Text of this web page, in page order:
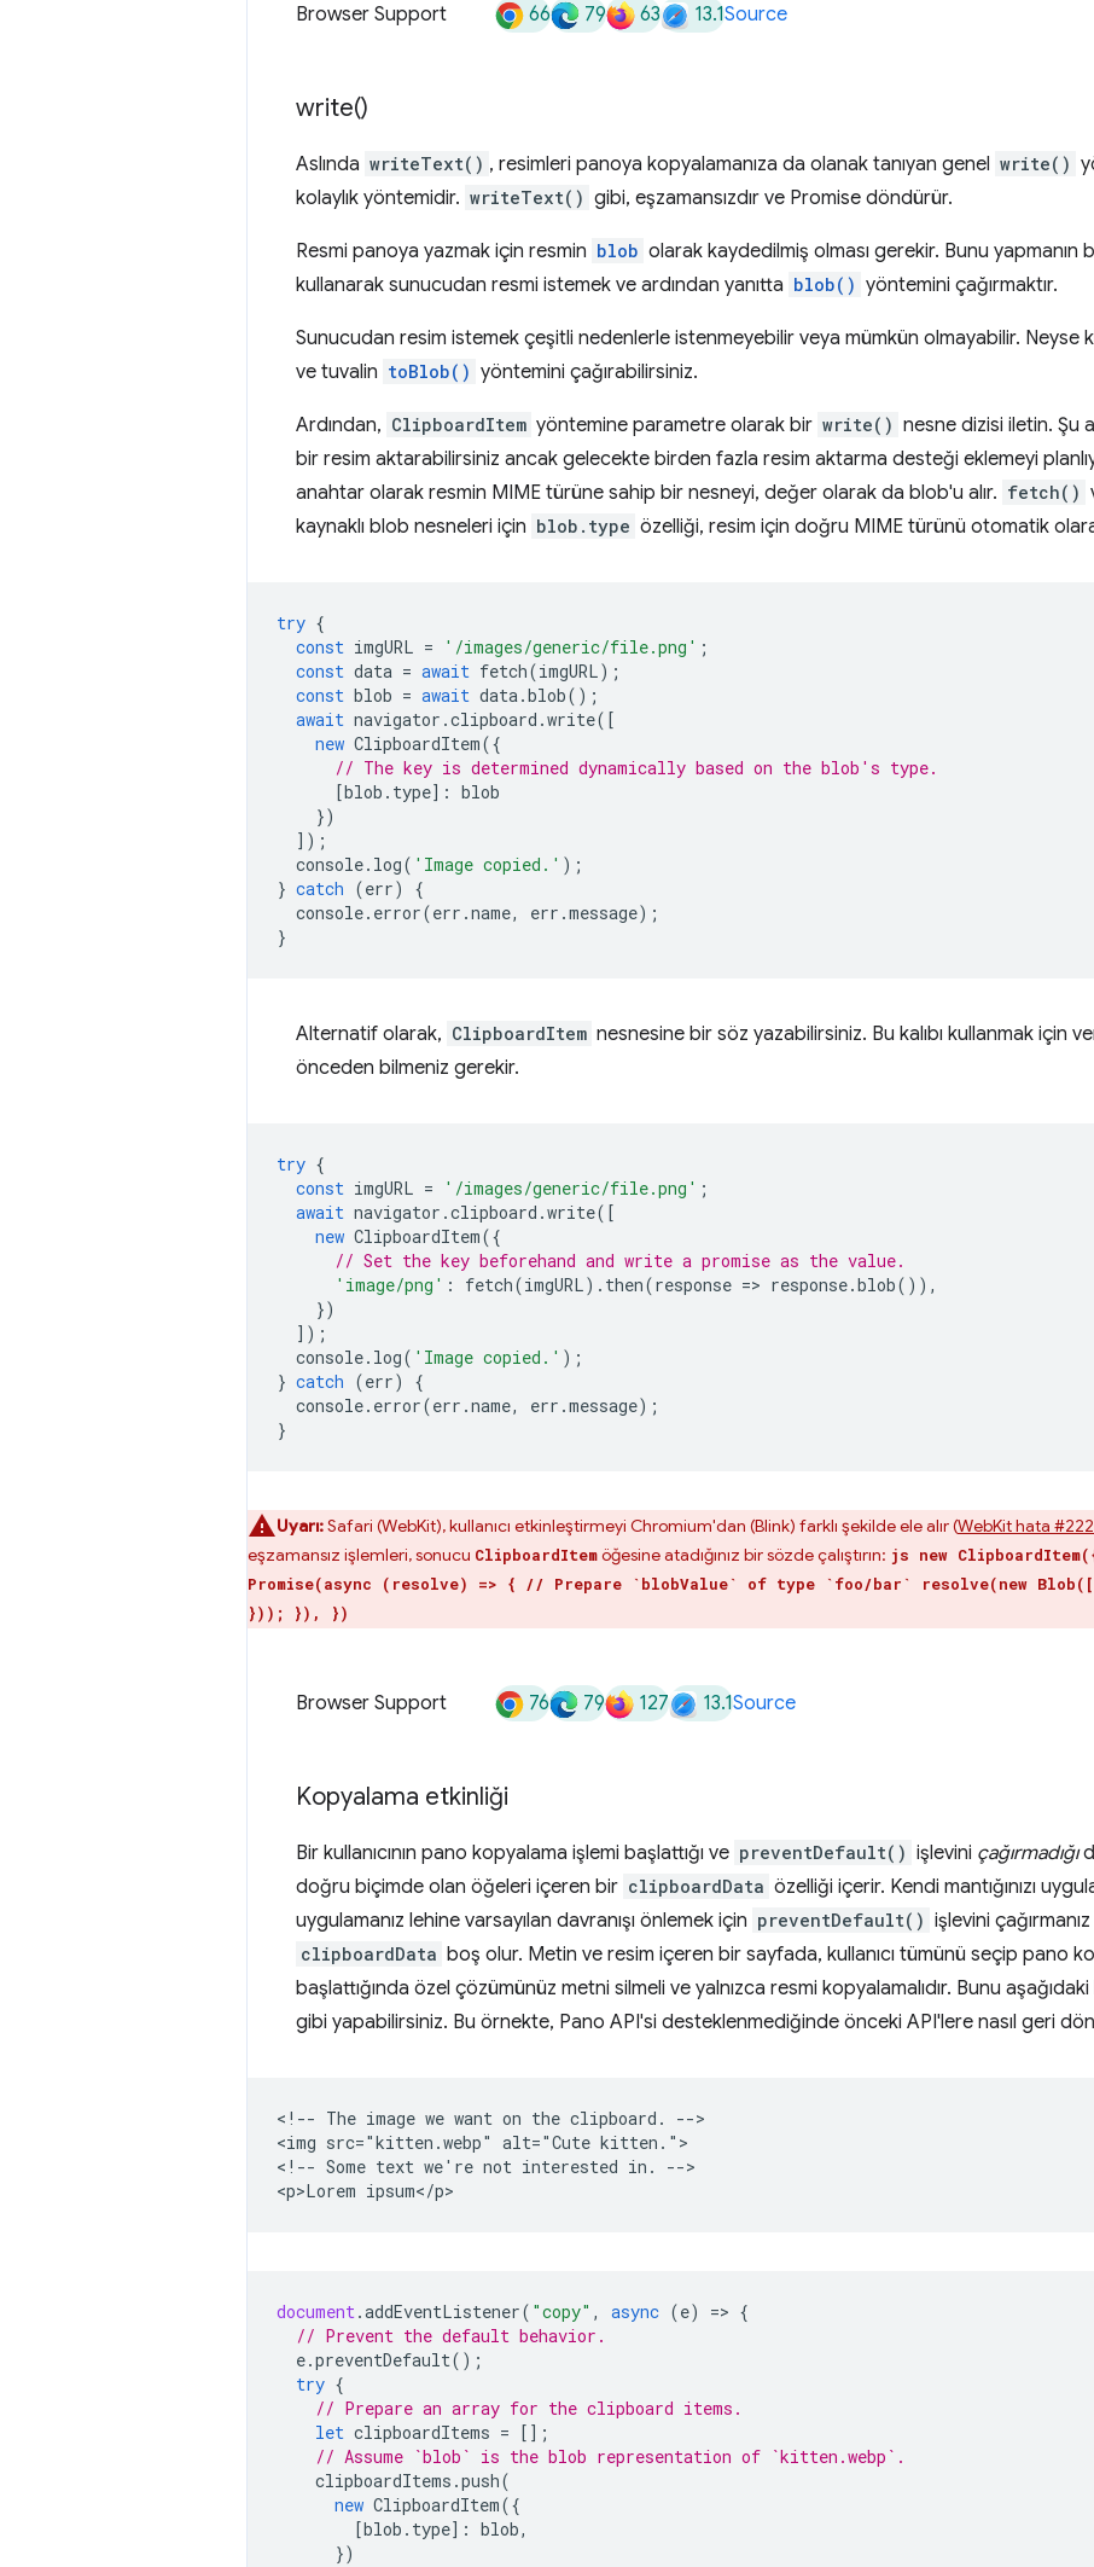
Browser Support 66 79 63 13.1Source
write()
Aslında writeText() , resimleri panoya kopyalamanıza da olanak tanıyan genel write()
kolaylık yöntemidir. writeText() gibi, eşzamansızdır ve Promise döndürür.
Resmi panoya yazmak için resmin blob olarak kaydedilmiş olması gerekir. Bunu yapmanın
kullanarak sunucudan resmi istemek ve ardından yanıtta blob() yöntemini çağırmaktır.
Sunucudan resim istemek çeşitli nedenlerle istenmeyebilir veya mümkün olmayabilir. Neyse
ve tuvalin toBlob() yöntemini çağırabilirsiniz.
Ardından, ClipboardItem yöntemine parametre olarak bir write() nesne dizisi iletin. Şu
bir resim aktarabilirsiniz ancak gelecekte birden fazla resim aktarma desteği eklemeyi
anahtar olarak resmin MIME türüne sahip bir nesneyi, değer olarak da blob'u alır. fetch()
kaynaklı blob nesneleri için blob.type özelliği, resim için doğru MIME türünü otomatik
try {
const imgURL = '/images/generic/file.png' ;
const data = await fetch(imgURL);
const blob = await data.blob();
await navigator .clipboard .write([
new ClipboardItem({
// The key is determined dynamically based on the blob's type.
[blob . type] : blob
})
]);
console. log( 'Image copied.' );
} catch (err)
{
console. error(err .name, err .message);
}
Alternatif olarak, ClipboardItem nesnesine bir söz yazabilirsiniz. Bu kalıbı kullanmak için
önceden bilmeniz gerekir.
try {
const imgURL = '/images/generic/file.png' ;
await navigator .clipboard .write([
new ClipboardItem({
// Set the key beforehand and write a promise as the value.
'image/png' : fetch(imgURL). then(response => response.blob()),
})
]);
console. log( 'Image copied.' );
} catch (err)
{
console. error(err .name, err .message);
}
Uyarı:Safari (WebKit), kullanıcı etkinleştirmeyi Chromium'dan (Blink) farklı şekilde ele alır (WebKit hata
eşzamansız işlemleri, sonucu ClipboardItemöğesine atadığınız bir sözde çalıştırın: js new
Promise(async (resolve) => { // Prepare `blobValue` of type `foo/bar` resolve(new
})); }), })
Browser Support 76 79 127 13.1Source
Kopyalama etkinliği
Bir kullanıcının pano kopyalama işlemi başlattığı ve preventDefault() işlevini çağırmadığı
doğru biçimde olan öğeleri içeren bir clipboardData özelliği içerir. Kendi mantığınızı
uygulamanız lehine varsayılan davranışı önlemek için preventDefault() işlevini
clipboardData boş olur. Metin ve resim içeren bir sayfada, kullanıcı tümünü seçip pano
başlattığında özel çözümünüz metni silmeli ve yalnızca resmi kopyalamalıdır. Bunu
gibi yapabilirsiniz. Bu örnekte, Pano API'si desteklenmediğinde önceki API'lere nasıl geri
<!-- The image we want on the clipboard. -->
<img src="kitten.webp" alt="Cute kitten.">
<!-- Some text we're not interested in. -->
document.addEventListener( "copy" , async (e) => {
// Prevent the default behavior.
e.preventDefault();
try {
// Prepare an array for the clipboard items.
let clipboardItems = [];
// Assume `blob` is the blob representation of `kitten.webp`.
clipboardItems .push(
new ClipboardItem({
[blob . type] : blob,
})